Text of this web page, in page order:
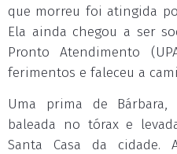
que morreu foi atingida
Ela ainda chegou a ser
Pronto Atendimento
ferimentos e faleceu a
Uma prima de
baleada no tórax e
Santa Casa da